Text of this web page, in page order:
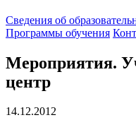
Cведения об
Программы обучения
Мероприятия.
центр
14.12.2012